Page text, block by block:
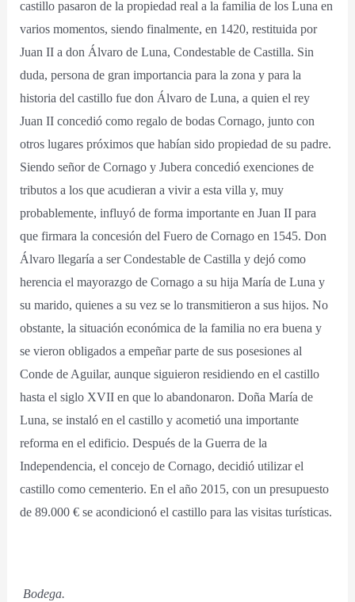
castillo pasaron de la propiedad real a la familia de los Luna en
varios momentos, siendo finalmente, en 1420, restituida por
Juan II a don Álvaro de Luna, Condestable de Castilla. Sin
duda, persona de gran importancia para la zona y para la
historia del castillo fue don Álvaro de Luna, a quien el rey
Juan II concedió como regalo de bodas Cornago, junto con
otros lugares próximos que habían sido propiedad de su padre.
Siendo señor de Cornago y Jubera concedió exenciones de
tributos a los que acudieran a vivir a esta villa y, muy
probablemente, influyó de forma importante en Juan II para
que firmara la concesión del Fuero de Cornago en 1545. Don
Álvaro llegaría a ser Condestable de Castilla y dejó como
herencia el mayorazgo de Cornago a su hija María de Luna y
su marido, quienes a su vez se lo transmitieron a sus hijos. No
obstante, la situación económica de la familia no era buena y
se vieron obligados a empeñar parte de sus posesiones al
Conde de Aguilar, aunque siguieron residiendo en el castillo
hasta el siglo XVII en que lo abandonaron. Doña María de
Luna, se instaló en el castillo y acometió una importante
reforma en el edificio. Después de la Guerra de la
Independencia, el concejo de Cornago, decidió utilizar el
castillo como cementerio. En el año 2015, con un presupuesto
de 89.000 € se acondicionó el castillo para las visitas turísticas.
Bodega.